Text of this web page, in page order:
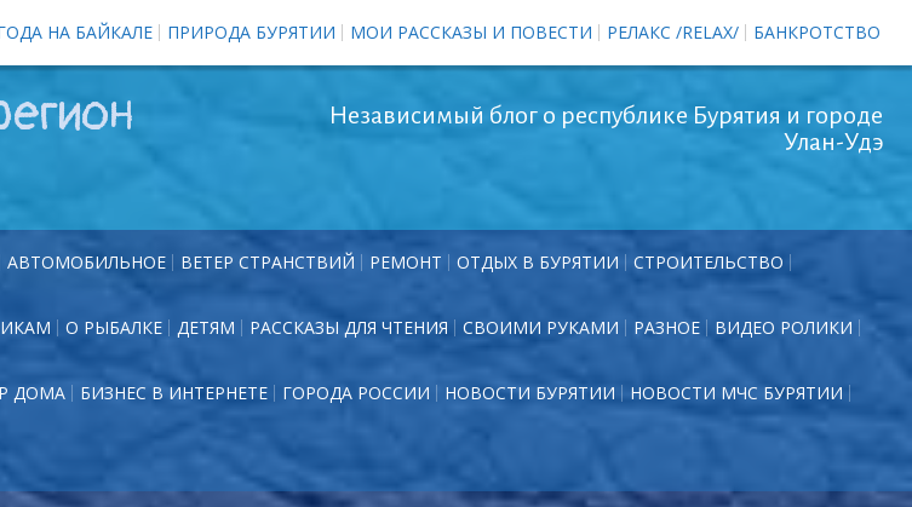
НА БАЙКАЛЕ ПРИРОДА БУРЯТИИ МОИ РАССКАЗЫ И ПОВЕСТИ РЕЛАКС /RELAX/ БАНКРОТСТВО
Независимый блог о республике Бурятия и городе
Улан-Удэ
АВТОМОБИЛЬНОЕ ВЕТЕР СТРАНСТВИЙ РЕМОНТ ОТДЫХ В БУРЯТИИ СТРОИТЕЛЬСТВО
О РЫБАЛКЕ ДЕТЯМ РАССКАЗЫ ДЛЯ ЧТЕНИЯ СВОИМИ РУКАМИ РАЗНОЕ ВИДЕО РОЛИКИ
ДОМА БИЗНЕС В ИНТЕРНЕТЕ ГОРОДА РОССИИ НОВОСТИ БУРЯТИИ НОВОСТИ МЧС БУРЯТИИ